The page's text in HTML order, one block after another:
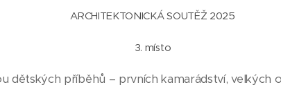
ARCHITEKTONICKÁ SOUTĚŽ 2025
3. místo
dětských příběhů – prvních kamarádství,